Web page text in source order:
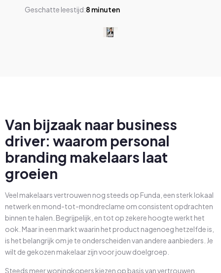
Geschatte leestijd:8 minuten
Van bijzaak naar business
driver: waarom personal
branding makelaars laat
groeien
Veel makelaars vertrouwen nog steeds op Funda, een sterk lokaal
netwerk en mond-tot-mondreclame om consistent opdrachten
binnen te halen. Begrijpelijk, en tot op zekere hoogte werkt het
ook. Maar in een markt waarin het product nagenoeg hetzelfde is,
is het belangrijk om je te onderscheiden van andere aanbieders. Je
wilt de gekozen makelaar zijn voor jouw doelgroep.
Steeds meer woningkopers kiezen op basis van vertrouwen,